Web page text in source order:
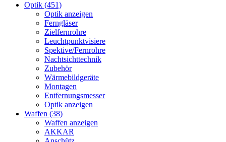
Optik (451)
Optik anzeigen
Ferngläser
Zielfernrohre
Leuchtpunktvisiere
Spektive/Fernrohre
Nachtsichttechnik
Zubehör
Wärmebildgeräte
Montagen
Entfernungsmesser
Optik anzeigen
Waffen (38)
Waffen anzeigen
AKKAR